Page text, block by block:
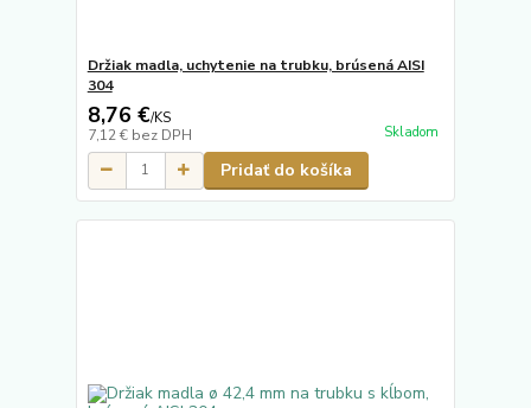
Držiak madla, uchytenie na trubku, brúsená AISI
304
8,76 €/KS
7,12 € bez DPH Skladom
Pridať do košíka